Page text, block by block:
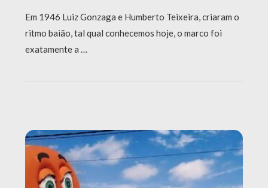
Em 1946 Luiz Gonzaga e Humberto Teixeira, criaram o
ritmo baião, tal qual conhecemos hoje, o marco foi
exatamente a …